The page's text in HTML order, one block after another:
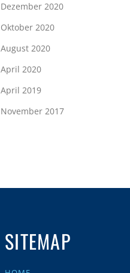
Dezember 2020
Oktober 2020
August 2020
April 2020
April 2019
November 2017
SITEMAP